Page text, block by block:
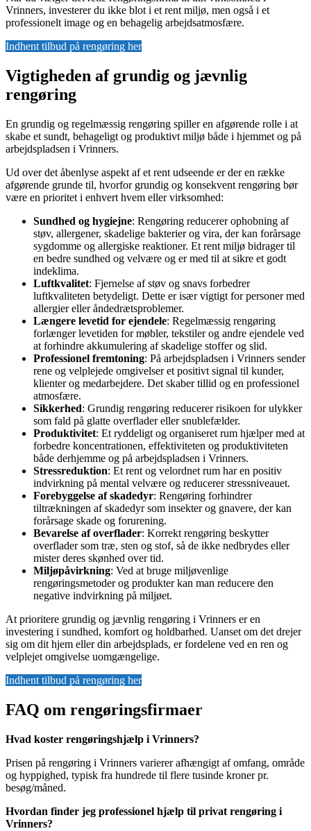
Vrinners, investerer du ikke blot i et rent miljø, men også i et
professionelt image og en behagelig arbejdsatmosfære.
Indhent tilbud på rengøring her
Vigtigheden af grundig og jævnlig
rengøring
En grundig og regelmæssig rengøring spiller en afgørende rolle i at
skabe et sundt, behageligt og produktivt miljø både i hjemmet og på
arbejdspladsen i Vrinners.
Ud over det åbenlyse aspekt af et rent udseende er der en række
afgørende grunde til, hvorfor grundig og konsekvent rengøring bør
være en prioritet i enhvert hvem eller virksomhed:
Sundhed og hygiejne: Rengøring reducerer ophobning af
støv, allergener, skadelige bakterier og vira, der kan forårsage
sygdomme og allergiske reaktioner. Et rent miljø bidrager til
en bedre sundhed og velvære og er med til at sikre et godt
indeklima.
Luftkvalitet: Fjernelse af støv og snavs forbedrer
luftkvaliteten betydeligt. Dette er især vigtigt for personer med
allergier eller åndedrætsproblemer.
Længere levetid for ejendele: Regelmæssig rengøring
forlænger levetiden for møbler, tekstiler og andre ejendele ved
at forhindre akkumulering af skadelige stoffer og slid.
Professionel fremtoning: På arbejdspladsen i Vrinners sender
rene og velplejede omgivelser et positivt signal til kunder,
klienter og medarbejdere. Det skaber tillid og en professionel
atmosfære.
Sikkerhed: Grundig rengøring reducerer risikoen for ulykker
som fald på glatte overflader eller snublefælder.
Produktivitet: Et ryddeligt og organiseret rum hjælper med at
forbedre koncentrationen, effektiviteten og produktiviteten
både derhjemme og på arbejdspladsen i Vrinners.
Stressreduktion: Et rent og velordnet rum har en positiv
indvirkning på mental velvære og reducerer stressniveauet.
Forebyggelse af skadedyr: Rengøring forhindrer
tiltrækningen af skadedyr som insekter og gnavere, der kan
forårsage skade og forurening.
Bevarelse af overflader: Korrekt rengøring beskytter
overflader som træ, sten og stof, så de ikke nedbrydes eller
mister deres skønhed over tid.
Miljøpåvirkning: Ved at bruge miljøvenlige
rengøringsmetoder og produkter kan man reducere den
negative indvirkning på miljøet.
At prioritere grundig og jævnlig rengøring i Vrinners er en
investering i sundhed, komfort og holdbarhed. Uanset om det drejer
sig om dit hjem eller din arbejdsplads, er fordelene ved en ren og
velplejet omgivelse uomgængelige.
Indhent tilbud på rengøring her
FAQ om rengøringsfirmaer
Hvad koster rengøringshjælp i Vrinners?
Prisen på rengøring i Vrinners varierer afhængigt af omfang, område
og hyppighed, typisk fra hundrede til flere tusinde kroner pr.
besøg/måned.
Hvordan finder jeg professionel hjælp til privat rengøring i
Vrinners?